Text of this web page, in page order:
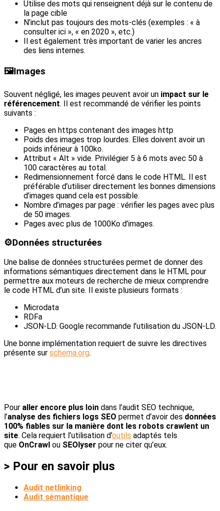
Utilise des mots qui renseignent déjà sur le contenu de
la page cible
N’inclut pas toujours des mots-clés (exemples : « à
consulter ici », « en 2020 », etc.)
Il est également très important de varier les ancres
des liens internes.
🖼️Images
Souvent négligé, les images peuvent avoir un impact sur le
référencement. Il est recommandé de vérifier les points
suivants :
Pages en https contenant des images http
Poids des images trop lourdes. Elles doivent avoir un
poids inférieur à 100ko.
Attribut « Alt » vide. Privilégier 5 à 6 mots avec 50 à
100 caractères au total.
Redimensionnement forcé dans le code HTML. Il est
préférable d’utiliser directement les bonnes dimensions
d’images quand cela est possible.
Nombre d’images par page : vérifier les pages avec plus
de 50 images.
Pages avec plus de 1000Ko d’images.
⚙️Données structurées
Une balise de données structurées permet de donner des
informations sémantiques directement dans le HTML pour
permettre aux moteurs de recherche de mieux comprendre
le code HTML d’un site. Il existe plusieurs formats :
Microdata
RDFa
JSON-LD. Google recommande l’utilisation du JSON-LD.
Une bonne implémentation requiert de suivre les directives
présente sur schema.org.
Pour aller encore plus loin dans l’audit SEO technique,
l’analyse des fichiers logs SEO permet d’avoir des données
100% fiables sur la manière dont les robots crawlent un
site. Cela requiert l’utilisation d’outils adaptés tels
que OnCrawl ou SEOlyser pour ne citer qu’eux.
> Pour en savoir plus
Audit netlinking
Audit sémantique